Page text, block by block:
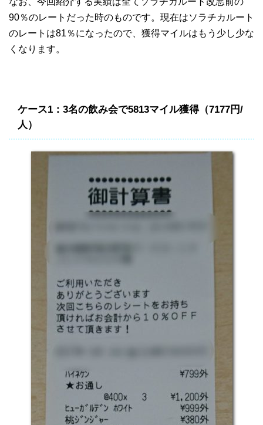
90％のレートだった時のものです。現在はソラチカルート
のレートは81％になったので、獲得マイルはもう少し少な
くなります。
ケース1：3名の飲み会で5813マイル獲得（7177円/
人）